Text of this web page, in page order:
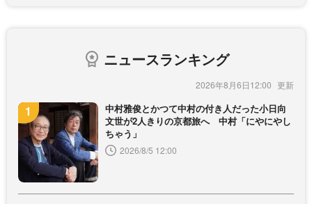
ニュースランキング
2026年8月6日12:00
中村雅俊とかつて中村の付き人だった小日向
文世が2人きりの京都旅へ 中村「にやにやし
ちゃう」
2026/8/5 12:00